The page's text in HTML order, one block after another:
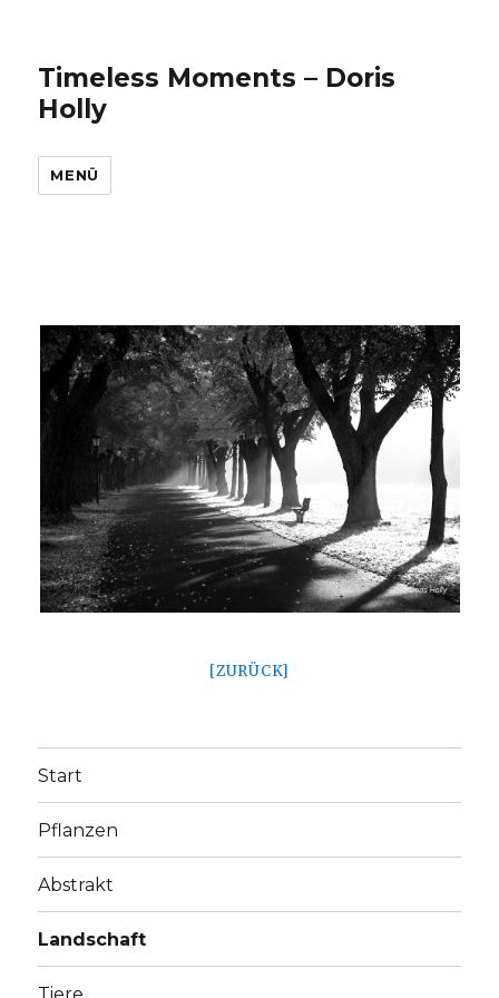
Timeless Moments – Doris
Holly
MENÜ
[ZURÜCK]
Start
Pflanzen
Abstrakt
Landschaft
Tiere